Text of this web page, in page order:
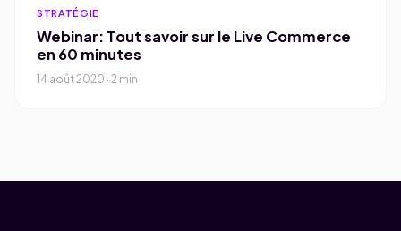
STRATÉGIE
Webinar: Tout savoir sur le Live Commerce
en 60 minutes
14 août 2020 · 2 min